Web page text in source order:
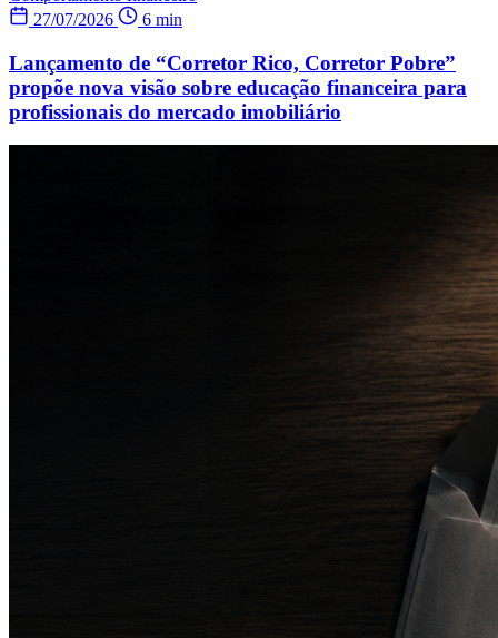
27/07/2026
6 min
Lançamento de “Corretor Rico, Corretor Pobre”
propõe nova visão sobre educação financeira para
profissionais do mercado imobiliário